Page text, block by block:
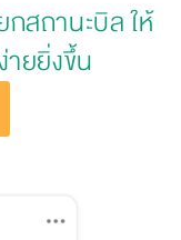
สถานะบิล ให้
ยยิ่งขึ้น